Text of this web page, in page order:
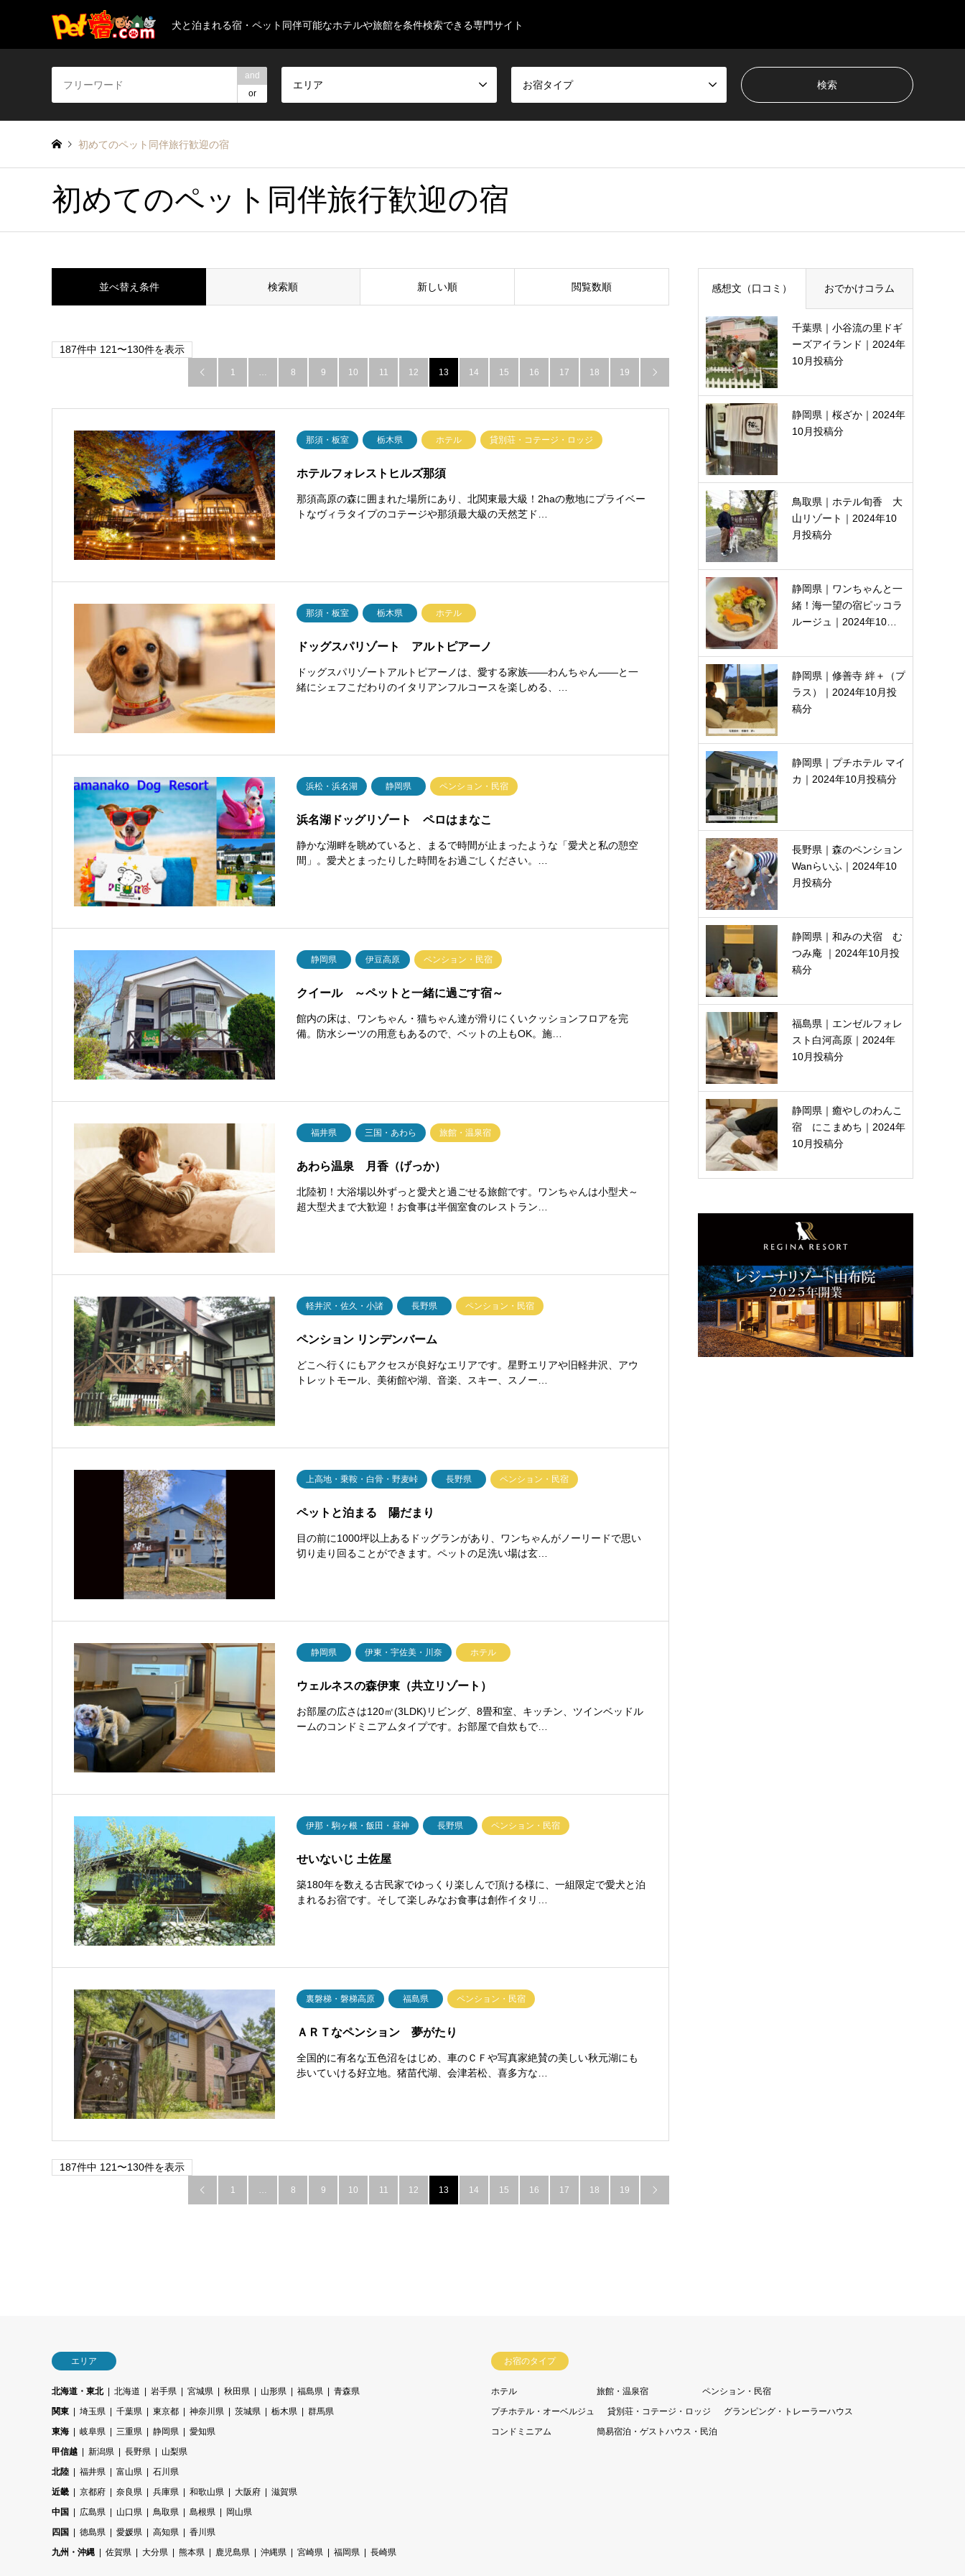
犬と泊まれる宿・ペット同伴可能なホテルや旅館を条件検索できる専門サイト
and
or
エリア お宿タイプ
初めてのペット同伴旅行歓迎の宿
初めてのペット同伴旅行歓迎の宿
並べ替え条件 検索順 新しい順 閲覧数順
187件中 121〜130件を表示
 1 … 8 9 10 11 12 13 14 15 16 17 18 19 
那須・板室 栃木県 ホテル 貸別荘・コテージ・ロッジ
ホテルフォレストヒルズ那須
那須高原の森に囲まれた場所にあり、北関東最大級！2haの敷地にプライベー
トなヴィラタイプのコテージや那須最大級の天然芝ド…
那須・板室 栃木県 ホテル
ドッグスパリゾート アルトピアーノ
ドッグスパリゾートアルトピアーノは、愛する家族——わんちゃん——と一
緒にシェフこだわりのイタリアンフルコースを楽しめる、…
浜松・浜名湖 静岡県 ペンション・民宿
浜名湖ドッグリゾート ペロはまなこ
静かな湖畔を眺めていると、まるで時間が止まったような「愛犬と私の憩空
間」。愛犬とまったりした時間をお過ごしください。…
静岡県 伊豆高原 ペンション・民宿
クイール ～ペットと一緒に過ごす宿～
館内の床は、ワンちゃん・猫ちゃん達が滑りにくいクッションフロアを完
備。防水シーツの用意もあるので、ベットの上もOK。施…
福井県 三国・あわら 旅館・温泉宿
あわら温泉 月香（げっか）
北陸初！大浴場以外ずっと愛犬と過ごせる旅館です。ワンちゃんは小型犬～
超大型犬まで大歓迎！お食事は半個室食のレストラン…
軽井沢・佐久・小諸 長野県 ペンション・民宿
ペンション リンデンバーム
どこへ行くにもアクセスが良好なエリアです。星野エリアや旧軽井沢、アウ
トレットモール、美術館や湖、音楽、スキー、スノー…
上高地・乗鞍・白骨・野麦峠 長野県 ペンション・民宿
ペットと泊まる 陽だまり
目の前に1000坪以上あるドッグランがあり、ワンちゃんがノーリードで思い
切り走り回ることができます。ペットの足洗い場は玄…
静岡県 伊東・宇佐美・川奈 ホテル
ウェルネスの森伊東（共立リゾート）
お部屋の広さは120㎡(3LDK)リビング、8畳和室、キッチン、ツインベッドル
ームのコンドミニアムタイプです。お部屋で自炊もで…
伊那・駒ヶ根・飯田・昼神 長野県 ペンション・民宿
せいないじ 土佐屋
築180年を数える古民家でゆっくり楽しんで頂ける様に、一組限定で愛犬と泊
まれるお宿です。そして楽しみなお食事は創作イタリ…
裏磐梯・磐梯高原 福島県 ペンション・民宿
ＡＲＴなペンション 夢がたり
全国的に有名な五色沼をはじめ、車のＣＦや写真家絶賛の美しい秋元湖にも
歩いていける好立地。猪苗代湖、会津若松、喜多方な…
187件中 121〜130件を表示
 1 … 8 9 10 11 12 13 14 15 16 17 18 19 
感想文（口コミ） おでかけコラム
千葉県｜小谷流の里ドギ
ーズアイランド｜2024年
10月投稿分
静岡県｜桜ざか｜2024年
10月投稿分
鳥取県｜ホテル旬香 大
山リゾート｜2024年10
月投稿分
静岡県｜ワンちゃんと一
緒！海一望の宿ピッコラ
ルージュ｜2024年10…
静岡県｜修善寺 絆＋（プ
ラス）｜2024年10月投
稿分
静岡県｜プチホテル マイ
カ｜2024年10月投稿分
長野県｜森のペンション
Wanらいふ｜2024年10
月投稿分
静岡県｜和みの犬宿 む
つみ庵 ｜2024年10月投
稿分
福島県｜エンゼルフォレ
スト白河高原｜2024年
10月投稿分
静岡県｜癒やしのわんこ
宿 にこまめち｜2024年
10月投稿分
エリア
北海道・東北 北海道 岩手県 宮城県 秋田県 山形県 福島県
青森県
関東
埼玉県 千葉県 東京都 神奈川県 茨城県 栃木県
群馬県
東海
岐阜県 三重県 静岡県
愛知県
甲信越
新潟県 長野県
山梨県
北陸
福井県 富山県
石川県
近畿
京都府 奈良県 兵庫県 和歌山県 大阪府
滋賀県
中国
広島県 山口県 鳥取県 島根県
岡山県
四国
徳島県 愛媛県 高知県
香川県
九州・沖縄
佐賀県 大分県 熊本県 鹿児島県 沖縄県 宮崎県 福岡県 長崎県
お宿のタイプ
ホテル 旅館・温泉宿
ペンション・民宿
プチホテル・オーベルジュ
貸別荘・コテージ・ロッジ
グランピング・トレーラーハウス
コンドミニアム
簡易宿泊・ゲストハウス・民泊